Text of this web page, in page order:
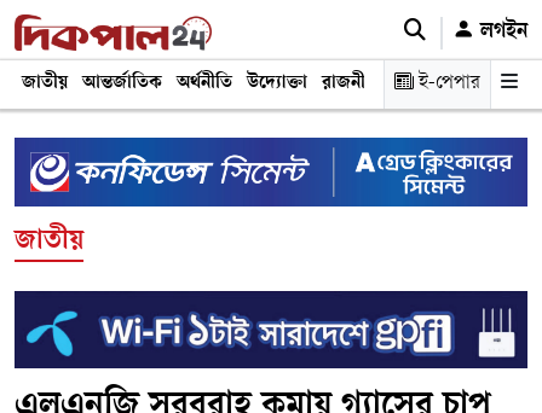
লগইন
জাতীয় আন্তর্জাতিক অর্থনীতি উদ্যোক্তা রাজনীতি শিক্ষা স্বাস্থ্য ও
ই-পেপার
জাতীয়